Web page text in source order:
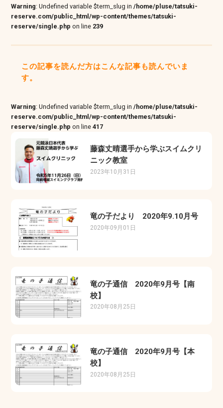
Warning: Undefined variable $term_slug in/home/pluse/tatsuki-
reserve.com/public_html/wp-content/themes/tatsuki-
reserve/single.php on line 239
この記事を読んだ方はこんな記事も読んでいま
す。
Warning: Undefined variable $term_slug in/home/pluse/tatsuki-
reserve.com/public_html/wp-content/themes/tatsuki-
reserve/single.php on line417
藤森丈晴選手から学ぶスイムクリ
ニック教室
2023年10月31日
竜の子だより 2020年9.10月号
2020年09月01日
竜の子通信 2020年9月号【南
校】
2020年08月25日
竜の子通信 2020年9月号【本
校】
2020年08月25日